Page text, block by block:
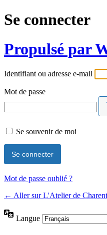
Se connecter
Propulsé par
Identifiant ou adresse e-mail
Mot de passe
Se souvenir de moi
Mot de passe oublié ?
← Aller sur L'Atelier de
Langue